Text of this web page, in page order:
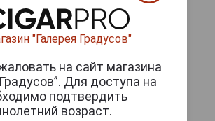
"Галерея Градусов"
на сайт магазина
Для доступа на
подтвердить
возраст.